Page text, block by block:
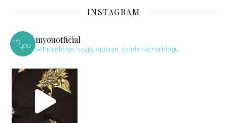
INSTAGRAM
myouofficial
✂️Projektuje, szyję, opisuje, dziele się na blogu.